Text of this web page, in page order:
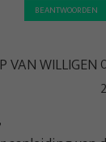
BEANTWOORDEN
VAN WILLIGEN